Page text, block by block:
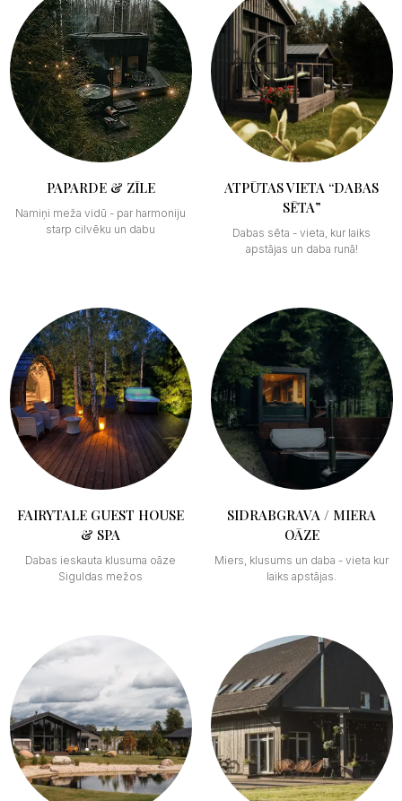
PAPARDE & ZĪLE
Namiņi meža vidū - par harmoniju
starp cilvēku un dabu
ATPŪTAS VIETA “DABAS
SĒTA”
Dabas sēta - vieta, kur laiks
apstājas un daba runā!
FAIRYTALE GUEST HOUSE
& SPA
Dabas ieskauta klusuma oāze
Siguldas mežos
SIDRABGRAVA / MIERA
OĀZE
Miers, klusums un daba - vieta kur
laiks apstājas.